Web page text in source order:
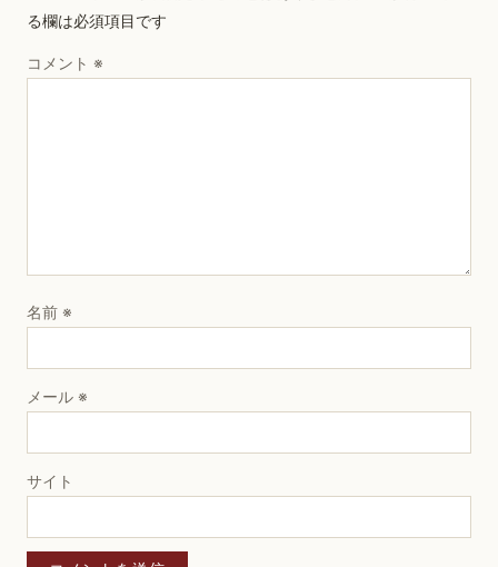
る欄は必須項目です
コメント ※
名前 ※
メール ※
サイト